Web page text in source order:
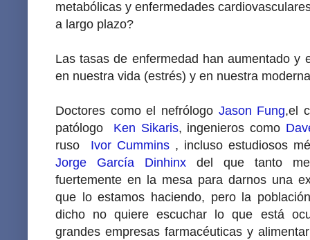
metabólicas y enfermedades
a largo plazo?
Las tasas de enfermedad han aumentado y
en nuestra vida (estrés) y en nuestra
Doctores como el nefrólogo Jason Fung,el
patólogo Ken Sikaris, ingenieros como
ruso Ivor Cummins , incluso estudiosos
Jorge García Dinhinx del que tanto
fuertemente en la mesa para darnos una
que lo estamos haciendo, pero la
dicho no quiere escuchar lo que está
grandes empresas farmacéuticas y